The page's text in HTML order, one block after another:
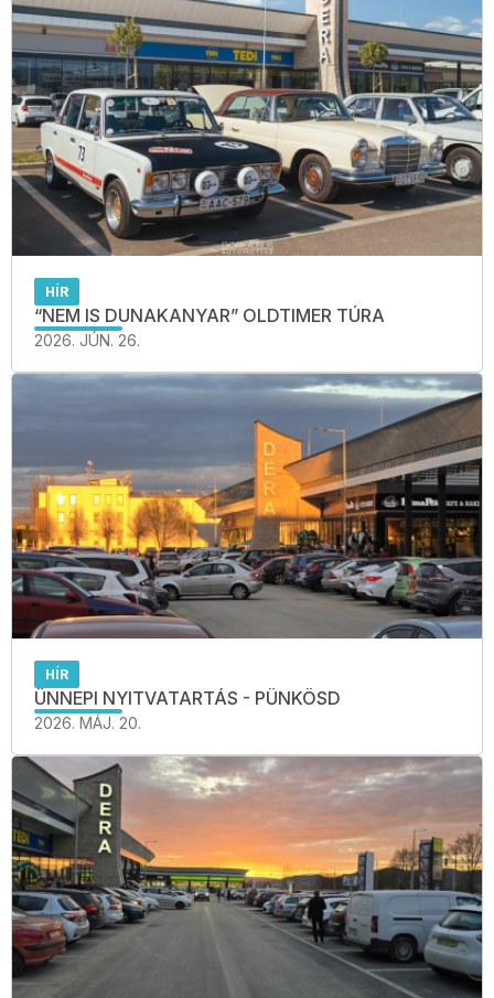
HÍR
“NEM IS DUNAKANYAR” OLDTIMER TÚRA
2026. JÚN. 26.
HÍR
ÜNNEPI NYITVATARTÁS - PÜNKÖSD
2026. MÁJ. 20.